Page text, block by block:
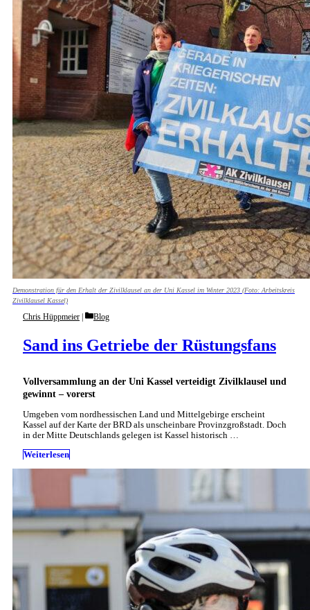
Demonstration für den Erhalt der Zivilklausel an der Uni Kassel im Winter 2023 (Foto: Arbeitskreis
Zivilklausel Kassel)
Vollversammlung an der Uni Kassel verteidigt Zivilklausel und
gewinnt – vorerst
Sand ins Getriebe der Rüstungsfans
Chris Hüppmeier Categories
Blog
Umgeben vom nordhessischen Land und Mittelgebirge erscheint
Kassel auf der Karte der BRD als unscheinbare Provinzgroßstadt. Doch
in der Mitte Deutschlands gelegen ist Kassel historisch …
Weiterlesen